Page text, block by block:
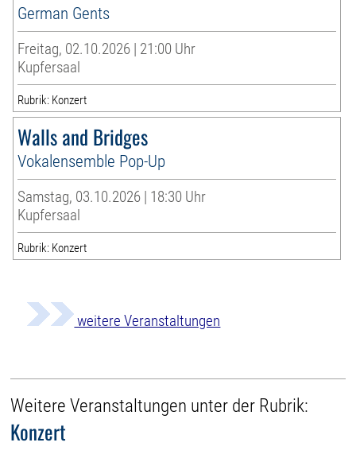
German Gents
Freitag, 02.10.2026 | 21:00 Uhr
Kupfersaal
Rubrik: Konzert
Walls and Bridges
Vokalensemble Pop-Up
Samstag, 03.10.2026 | 18:30 Uhr
Kupfersaal
Rubrik: Konzert
weitere Veranstaltungen
Weitere Veranstaltungen unter der Rubrik:
Konzert